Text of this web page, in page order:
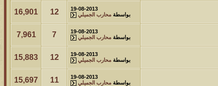
آخر رد:احمد جابر
آخر رد:خلف المهدي
آخر مشاركة
آخر رد:ابن صلفيق
19-08-2013
بواسطة محارب الجميلي 12
16,901
19-08-2013
بواسطة محارب الجميلي 7
7,961
19-08-2013
بواسطة محارب الجميلي 12
15,883
19-08-2013
بواسطة محارب الجميلي 11
15,697